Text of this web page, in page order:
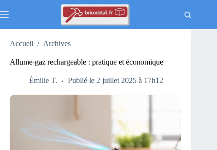
au
Accueil / Archives
Allume-gaz rechargeable : pratique et économique
Émilie T. Publié le 2 juillet 2025 à 17h12